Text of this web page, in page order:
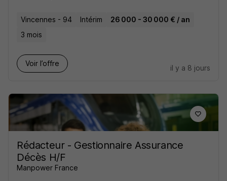
Vincennes - 94 Intérim
26 000 - 30 000 € / an
3 mois
Voir l’offre
il y a 8 jours
Rédacteur - Gestionnaire Assurance
Décès H/F
Manpower France